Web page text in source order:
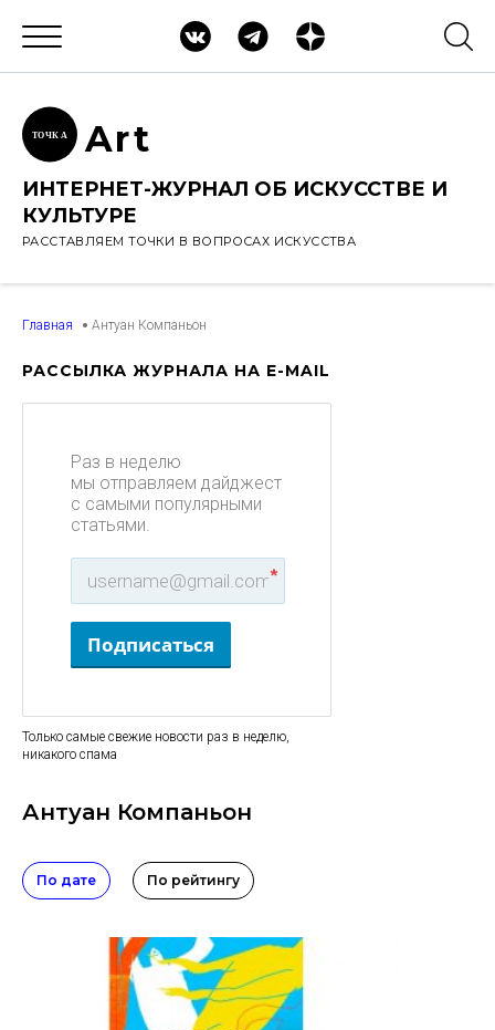
ТОЧК А Art
ИНТЕРНЕТ-ЖУРНАЛ ОБ ИСКУССТВЕ И
КУЛЬТУРЕ
РАССТАВЛЯЕМ ТОЧКИ В ВОПРОСАХ ИСКУССТВА
Главная Антуан Компаньон
РАССЫЛКА ЖУРНАЛА НА E-MAIL
Раз в неделю
мы отправляем дайджест
с самыми популярными
статьями.
*
Подписаться
Только самые свежие новости раз в неделю,
никакого спама
Антуан Компаньон
По дате По рейтингу